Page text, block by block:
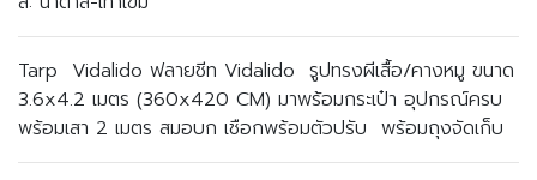
Tarp Vidalido ฟลายชีท Vidalido รูปทรงผีเสื้อ/คางหมู ขนาด
3.6x4.2 เมตร (360x420 CM) มาพร้อมกระเป๋า อุปกรณ์ครบ
พร้อมเสา 2 เมตร สมอบก เชือกพร้อมตัวปรับ พร้อมถุงจัดเก็บ